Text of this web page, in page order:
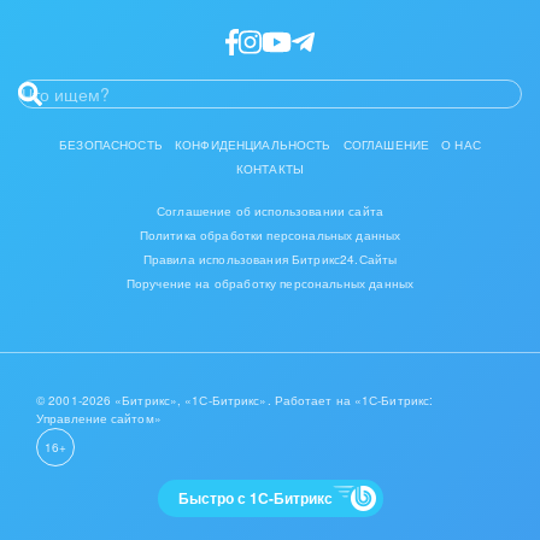
IT, Интернет
Культурные события, спорт, шоу-бизнес
Мебель, лес, деревообработка
Металлургия
Мода, одежда, аксессуары, стиль
БЕЗОПАСНОСТЬ КОНФИДЕНЦИАЛЬНОСТЬ СОГЛАШЕНИЕ
О НАС
КОНТАКТЫ
Соглашение об использовании сайта
Политика обработки персональных данных
Правила использования Битрикс24.Сайты
Поручение на обработку персональных данных
© 2001-2026 «Битрикс», «1С-Битрикс». Работает на «1С-Битрикс:
Управление сайтом»
16+
Быстро с 1С-Битрикс